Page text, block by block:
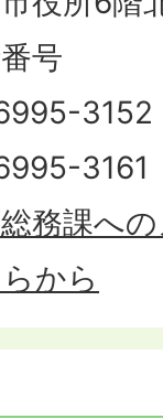
号
3152
3161
務課へ
から